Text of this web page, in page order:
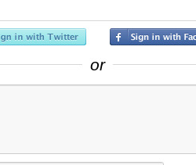
or